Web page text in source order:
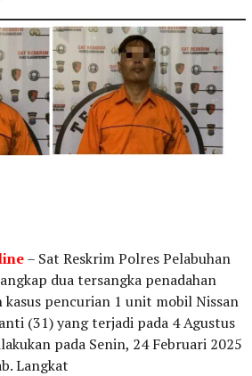
– Sat Reskrim Polres Pelabuhan
dua tersangka penadahan
kasus pencurian 1 unit mobil Nissan
(31) yang terjadi pada 4 Agustus
pada Senin, 24 Februari 2025
Langkat